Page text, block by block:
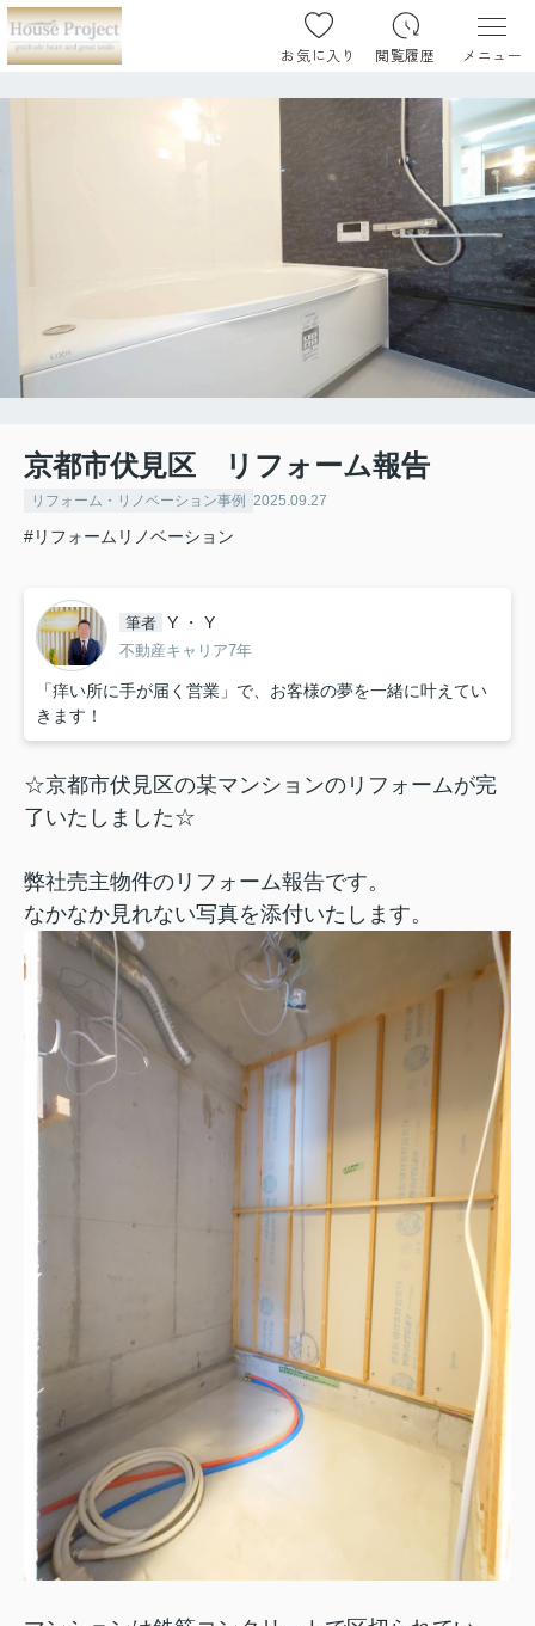
お気に入り 閲覧履歴 メニュー
京都市伏見区 リフォーム報告
リフォーム・リノベーション事例 2025.09.27
#リフォームリノベーション
筆者 Y ・ Y
不動産キャリア7年
「痒い所に手が届く営業」で、お客様の夢を一緒に叶えてい
きます！
☆京都市伏見区の某マンションのリフォームが完
了いたしました☆
弊社売主物件のリフォーム報告です。
なかなか見れない写真を添付いたします。